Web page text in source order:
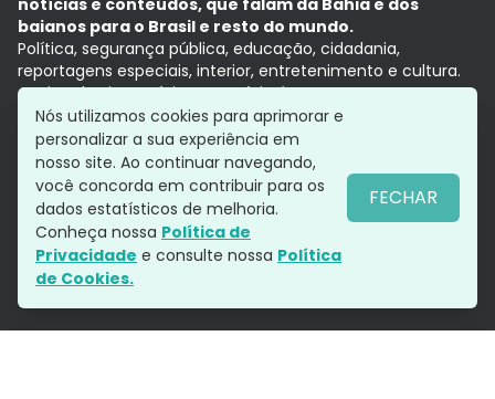
notícias e conteúdos, que falam da Bahia e dos
baianos para o Brasil e resto do mundo.
Política, segurança pública, educação, cidadania,
reportagens especiais, interior, entretenimento e cultura.
Aqui, tudo vira notícia e a notícia é no tempo presente,
com a credibilidade do Grupo Aratu.
Grupo Aratu
Política de privacidade
Siga-nos
Nós utilizamos cookies para aprimorar e
personalizar a sua experiência em
nosso site. Ao continuar navegando,
você concorda em contribuir para os
dados estatísticos de melhoria.
Conheça nossa Política de
Privacidade e consulte nossa Política
de Cookies.
FECHAR